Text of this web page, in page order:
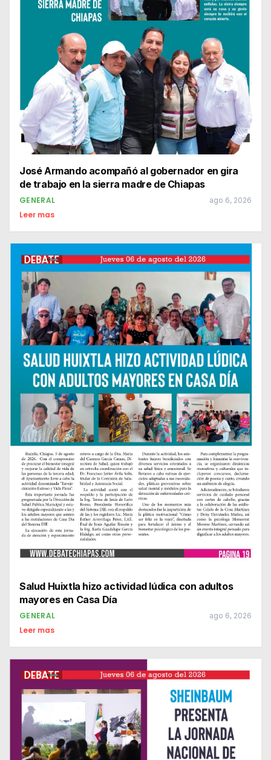
José Armando acompañó al gobernador en gira
de trabajo en la sierra madre de Chiapas
GENERAL ago 6, 2026
Leer mas
Salud Huixtla hizo actividad lúdica con adultos
mayores en Casa Día
GENERAL ago 6, 2026
Leer mas